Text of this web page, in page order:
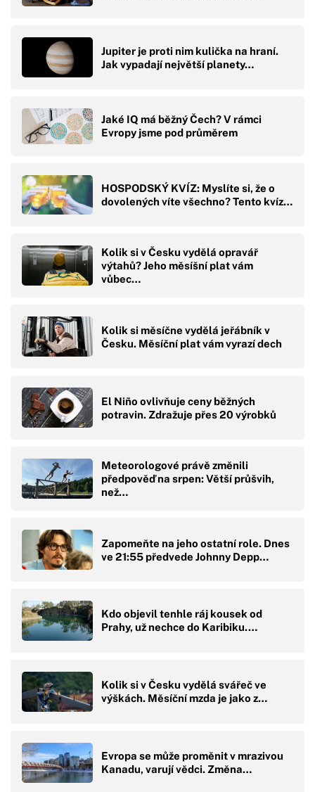
Jupiter je proti nim kulička na hraní.
Jak vypadají největší planety…
Jaké IQ má běžný Čech? V rámci
Evropy jsme pod průměrem
HOSPODSKÝ KVÍZ: Myslíte si, že o
dovolených víte všechno? Tento kvíz…
Kolik si v Česku vydělá opravář
výtahů? Jeho měsíšní plat vám
vůbec…
Kolik si měsíčne vydělá jeřábník v
Česku. Měsíční plat vám vyrazí dech
El Niño ovlivňuje ceny běžných
potravin. Zdražuje přes 20 výrobků
Meteorologové právě změnili
předpověď na srpen: Větší průšvih,
než…
Zapomeňte na jeho ostatní role. Dnes
ve 21:55 předvede Johnny Depp…
Kdo objevil tenhle ráj kousek od
Prahy, už nechce do Karibiku.…
Kolik si v Česku vydělá svářeč ve
výškách. Měsíční mzda je jako z…
Evropa se může proměnit v mrazivou
Kanadu, varují vědci. Změna…